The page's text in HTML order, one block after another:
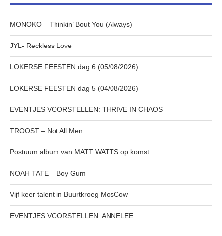
MONOKO – Thinkin’ Bout You (Always)
JYL- Reckless Love
LOKERSE FEESTEN dag 6 (05/08/2026)
LOKERSE FEESTEN dag 5 (04/08/2026)
EVENTJES VOORSTELLEN: THRIVE IN CHAOS
TROOST – Not All Men
Postuum album van MATT WATTS op komst
NOAH TATE – Boy Gum
Vijf keer talent in Buurtkroeg MosCow
EVENTJES VOORSTELLEN: ANNELEE